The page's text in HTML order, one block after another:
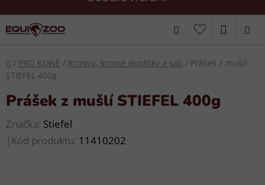
Hledat
KOŠÍK
Domů
/ PRO KONĚ / Krmiva, krmné doplňky a soli / Prášek z mušlí
STIEFEL 400g
Prášek z mušlí STIEFEL 400g
Značka: Stiefel
| Kód produktu: 11410202